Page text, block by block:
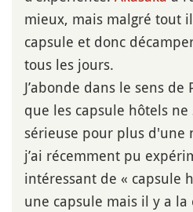
mieux, mais malgré tout
capsule et donc
tous les jours.
J’abonde dans le sens
que les capsule hôtels
sérieuse pour plus d'une
j’ai récemment pu
intéressant de « capsule
une capsule mais il y a la